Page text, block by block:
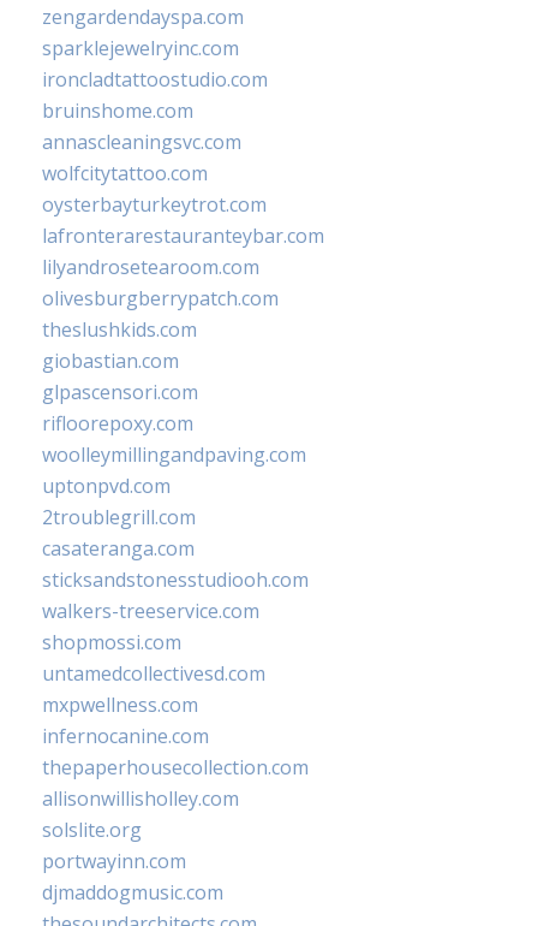
zengardendayspa.com
sparklejewelryinc.com
ironcladtattoostudio.com
bruinshome.com
annascleaningsvc.com
wolfcitytattoo.com
oysterbayturkeytrot.com
lafronterarestauranteybar.com
lilyandrosetearoom.com
olivesburgberrypatch.com
theslushkids.com
giobastian.com
glpascensori.com
rifloorepoxy.com
woolleymillingandpaving.com
uptonpvd.com
2troublegrill.com
casateranga.com
sticksandstonesstudiooh.com
walkers-treeservice.com
shopmossi.com
untamedcollectivesd.com
mxpwellness.com
infernocanine.com
thepaperhousecollection.com
allisonwillisholley.com
solslite.org
portwayinn.com
djmaddogmusic.com